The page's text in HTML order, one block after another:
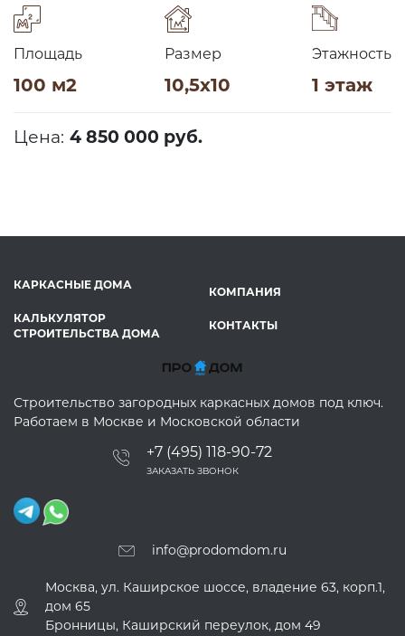
Площадь
100 м2
Размер
10,5х10
Этажность
1 этаж
Цена: 4 850 000 руб.
КАРКАСНЫЕ ДОМА
КАЛЬКУЛЯТОР
СТРОИТЕЛЬСТВА ДОМА
КОМПАНИЯ
КОНТАКТЫ
Строительство загородных каркасных домов под ключ.
Работаем в Москве и Московской области
+7 (495) 118-90-72
ЗАКАЗАТЬ ЗВОНОК
info@prodomdom.ru
Москва, ул. Каширское шоссе, владение 63, корп.1,
дом 65
Бронницы, Каширский переулок, дом 49